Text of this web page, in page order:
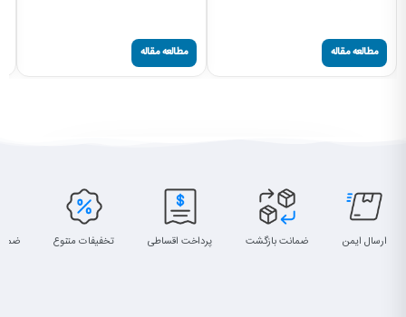
مطالعه مقاله مطالعه مقاله
ارسال ایمن ضمانت بازگشت پرداخت اقساطی تخفیفات متنوع